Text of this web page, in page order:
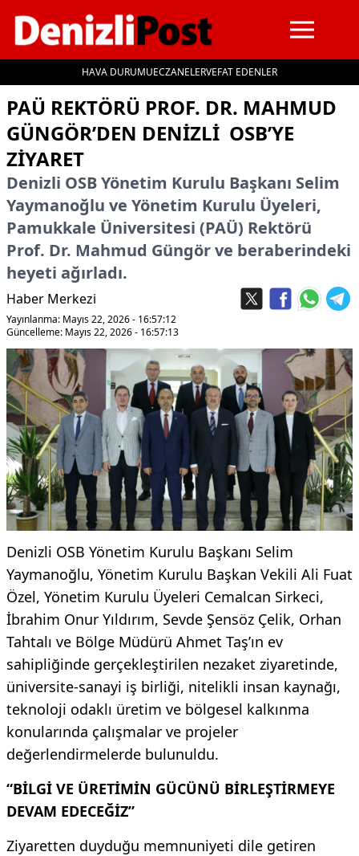
HAVA DURUMUECZANELERVEFAT EDENLER
İçeriğe geç
PAÜ REKTÖRÜ PROF. DR. MAHMUD
GÜNGÖR’DEN DENIZLI OSB’YE
ZIYARET
Denizli OSB Yönetim Kurulu Başkanı Selim
Yaymanoğlu ve Yönetim Kurulu Üyeleri,
Pamukkale Üniversitesi (PAÜ) Rektörü
Prof. Dr. Mahmud Güngör ve beraberindeki
heyeti ağırladı.
Haber Merkezi
Yayınlanma: Mayıs 22, 2026 - 16:57:12
Güncelleme: Mayıs 22, 2026 - 16:57:13
Denizli OSB Yönetim Kurulu Başkanı Selim
Yaymanoğlu, Yönetim Kurulu Başkan Vekili Ali Fuat
Özel, Yönetim Kurulu Üyeleri Cemalcan Sirkeci,
İbrahim Onur Yıldırım, Sevde Şensöz Çelik, Orhan
Tahtalı ve Bölge Müdürü Ahmet Taş’ın ev
sahipliğinde gerçekleştirilen nezaket ziyaretinde,
üniversite-sanayi iş birliği, nitelikli insan kaynağı,
teknoloji odaklı üretim ve bölgesel kalkınma
konularında çalışmalar ve projeler
değerlendirmelerde bulunuldu.
“BİLGİ VE ÜRETİMİN GÜCÜNÜ BİRLEŞTİRMEYE
DEVAM EDECEĞİZ”
Ziyaretten duyduğu memnuniyeti dile getiren